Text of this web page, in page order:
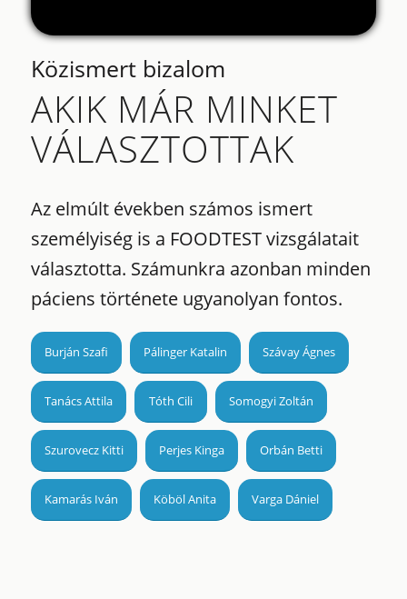
Közismert bizalom
AKIK MÁR MINKET
VÁLASZTOTTAK
Az elmúlt években számos ismert
személyiség is a FOODTEST vizsgálatait
választotta. Számunkra azonban minden
páciens története ugyanolyan fontos.
Burján Szafi Pálinger Katalin Szávay Ágnes
Tanács Attila Tóth Cili Somogyi Zoltán
Szurovecz Kitti Perjes Kinga Orbán Betti
Kamarás Iván Köböl Anita Varga Dániel